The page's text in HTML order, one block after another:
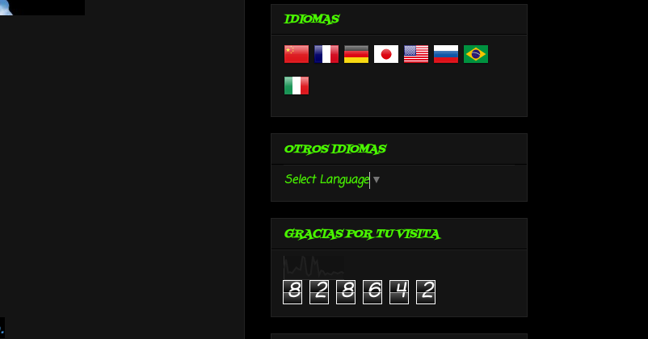
IDIOMAS
OTROS IDIOMAS
Select Language ▼
GRACIAS POR TU VISITA
8 2 8 6 4 2